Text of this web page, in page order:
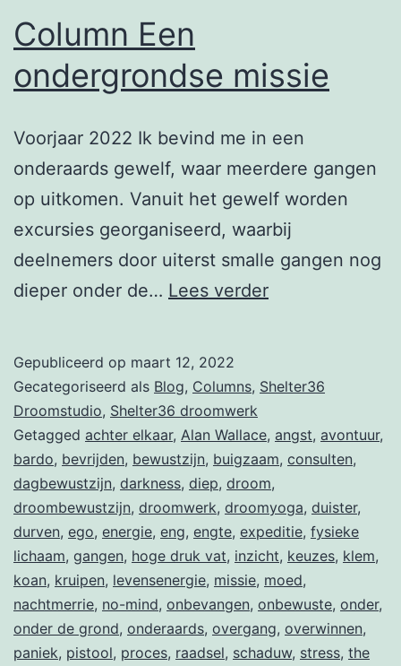
Column Een
ondergrondse missie
Voorjaar 2022 Ik bevind me in een
onderaards gewelf, waar meerdere gangen
op uitkomen. Vanuit het gewelf worden
excursies georganiseerd, waarbij
deelnemers door uiterst smalle gangen nog
dieper onder de… Lees verderColumn
missie
Gepubliceerd op maart 12, 2022
Gecategoriseerd als Blog, Columns, Shelter36
Droomstudio, Shelter36 droomwerk
Getagged achter elkaar, Alan Wallace, angst, avontuur,
bardo, bevrijden, bewustzijn, buigzaam, consulten,
dagbewustzijn, darkness, diep, droom,
droombewustzijn, droomwerk, droomyoga, duister,
durven, ego, energie, eng, engte, expeditie, fysieke
lichaam, gangen, hoge druk vat, inzicht, keuzes, klem,
koan, kruipen, levensenergie, missie, moed,
nachtmerrie, no-mind, onbevangen, onbewuste, onder,
onder de grond, onderaards, overgang, overwinnen,
paniek, pistool, proces, raadsel, schaduw, stress, the